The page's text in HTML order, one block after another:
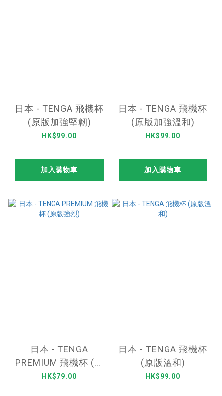
日本 - TENGA 飛機杯
(原版加強堅韌)
HK$99.00
加入購物車
日本 - TENGA 飛機杯
(原版加強溫和)
HK$99.00
加入購物車
日本 - TENGA
PREMIUM 飛機杯 (原
版強烈)
HK$79.00
日本 - TENGA 飛機杯
(原版溫和)
HK$99.00